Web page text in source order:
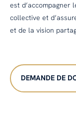
est d’accompagner
collective et
et de la vision
DEMANDE DE